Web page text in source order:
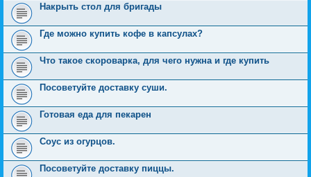
Накрыть стол для бригады
Где можно купить кофе в капсулах?
Что такое скороварка, для чего нужна и где купить
Посоветуйте доставку суши.
Готовая еда для пекарен
Соус из огурцов.
Посоветуйте доставку пиццы.